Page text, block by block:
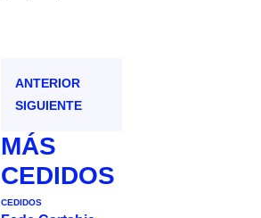
ANTERIOR
SIGUIENTE
MÁS
CEDIDOS
CEDIDOS